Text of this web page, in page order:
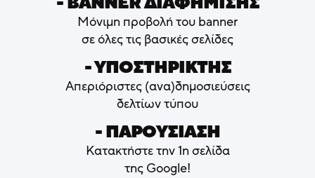
Μόνιμη προβολή του banner
σε όλες τις βασικές σελίδες
- ΥΠΟΣΤΗΡΙΚΤΗΣ
Απεριόριστες (ανα)δημοσιεύσεις
δελτίων τύπου
- ΠΑΡΟΥΣΙΑΣΗ
Κατακτήστε την 1η σελίδα
της Google!